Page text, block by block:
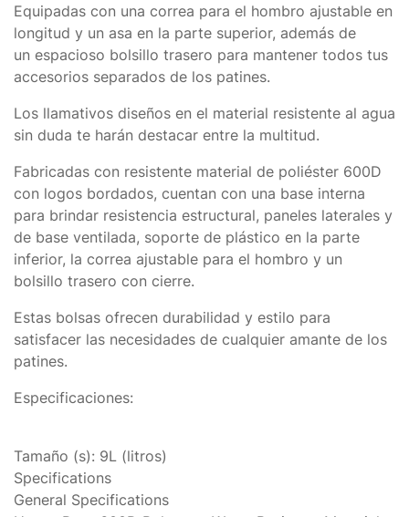
Equipadas con una correa para el hombro ajustable en
longitud y un asa en la parte superior, además de
un espacioso bolsillo trasero para mantener todos tus
accesorios separados de los patines.
Los llamativos diseños en el material resistente al agua
sin duda te harán destacar entre la multitud.
Fabricadas con resistente material de poliéster 600D
con logos bordados, cuentan con una base interna
para brindar resistencia estructural, paneles laterales y
de base ventilada, soporte de plástico en la parte
inferior, la correa ajustable para el hombro y un
bolsillo trasero con cierre.
Estas bolsas ofrecen durabilidad y estilo para
satisfacer las necesidades de cualquier amante de los
patines.
Especificaciones:
Tamaño (s): 9L (litros)
Specifications
General Specifications